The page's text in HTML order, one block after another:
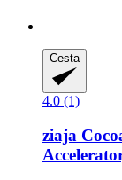
Cesta
4.0 (1)
ziaja